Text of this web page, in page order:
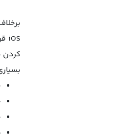
کردن